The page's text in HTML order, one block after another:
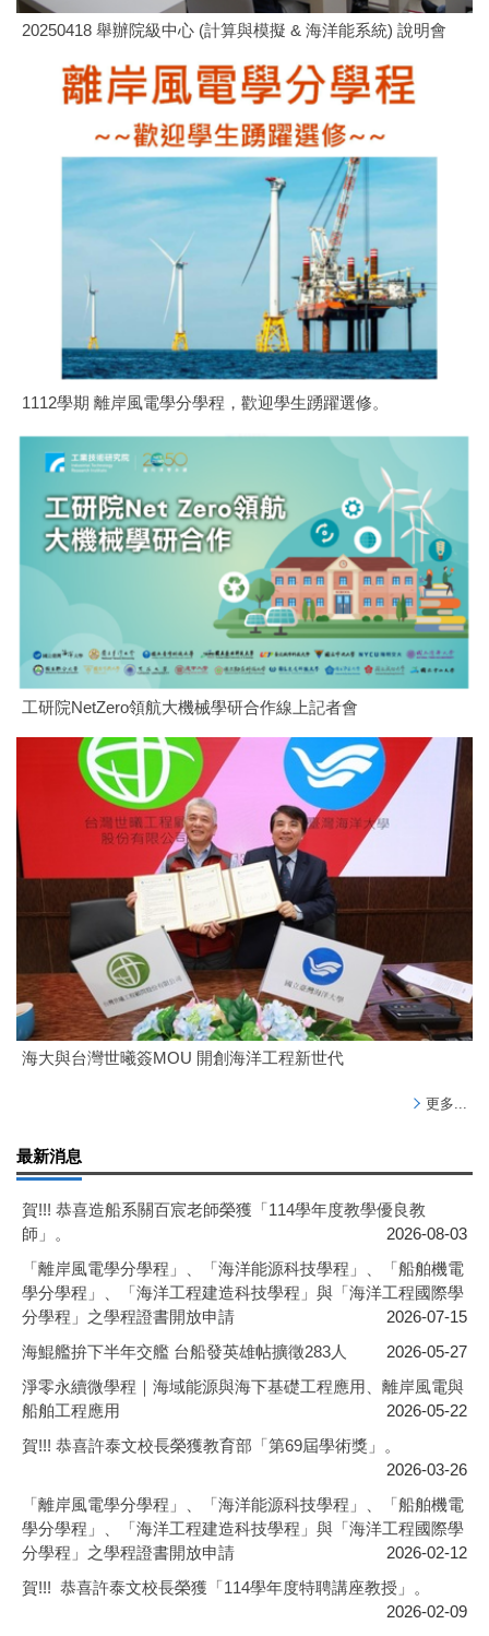
20250418 舉辦院級中心 (計算與模擬 & 海洋能系統) 說明會
1112學期 離岸風電學分學程，歡迎學生踴躍選修。
工研院NetZero領航大機械學研合作線上記者會
海大與台灣世曦簽MOU 開創海洋工程新世代
更多...
最新消息
賀!!! 恭喜造船系關百宸老師榮獲「114學年度教學優良教
師」。
2026-08-03
「離岸風電學分學程」、「海洋能源科技學程」、「船舶機電
學分學程」、「海洋工程建造科技學程」與「海洋工程國際學
分學程」之學程證書開放申請
2026-07-15
海鯤艦拚下半年交艦 台船發英雄帖擴徵283人
2026-05-27
淨零永續微學程｜海域能源與海下基礎工程應用、離岸風電與
船舶工程應用
2026-05-22
賀!!! 恭喜許泰文校長榮獲教育部「第69屆學術獎」。
2026-03-26
「離岸風電學分學程」、「海洋能源科技學程」、「船舶機電
學分學程」、「海洋工程建造科技學程」與「海洋工程國際學
分學程」之學程證書開放申請
2026-02-12
賀!!! 恭喜許泰文校長榮獲「114學年度特聘講座教授」。
2026-02-09